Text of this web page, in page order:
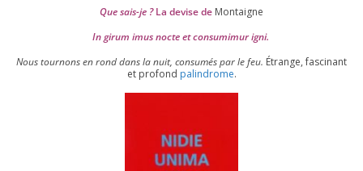
Que sais-je ?La devise de Montaigne
In girum imus nocte et consu­mi­mur igni.
Nous tour­nons en rond dans la nuit, consu­més par le feu. Étrange, fas­ci­nant
et pro­fond palin­drome.